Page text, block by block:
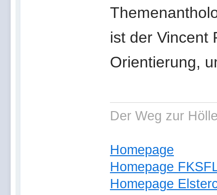
ist der Vincent
Orientierung,
Der Weg zur
Homepage
Homepage
Homepage